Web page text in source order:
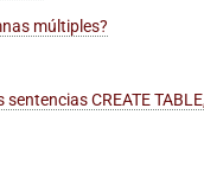
múltiples?
CREATE